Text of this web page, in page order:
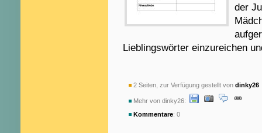
der
Lieblingswörter einzureichen
2 Seiten, zur Verfügung gestellt von dinky26
Mehr von dinky26:
Kommentare: 0